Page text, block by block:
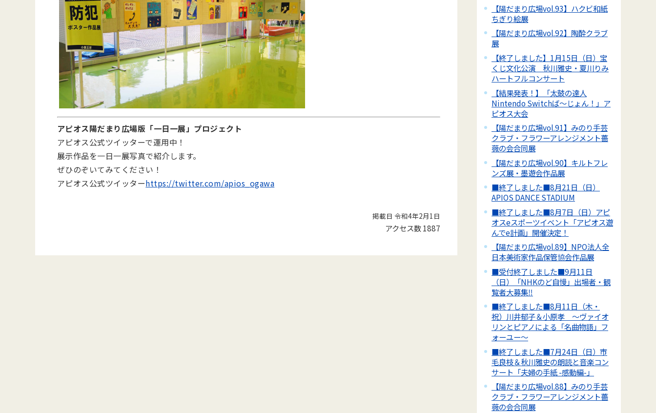
アピオス陽だまり広場版「一日一展」プロジェクト
アピオス公式ツイッターで運用中！
展示作品を一日一展写真で紹介します。
ぜひのぞいてみてください！
アピオス公式ツイッターhttps://twitter.com/apios_ogawa
掲載日 令和4年2月1日
アクセス数1887
【陽だまり広場vol.93】ハクビ和紙
ちぎり絵展
【陽だまり広場vol.92】陶酔クラブ
展
【終了しました】1月15日（日）宝
くじ文化公演 秋川雅史・夏川りみ
ハートフルコンサート
【結果発表！】「太鼓の達人
Nintendo Switchば～じょん！」ア
ピオス大会
【陽だまり広場vol.91】みのり手芸
クラブ・フラワーアレンジメント薔
薇の会合同展
【陽だまり広場vol.90】キルトフレ
ンズ展・墨遊会作品展
■終了しました■8月21日（日）
APIOS DANCE STADIUM
■終了しました■8月7日（日）アピ
オスeスポーツイベント「アピオス遊
んでe計画」開催決定！
【陽だまり広場vol.89】NPO法人全
日本美術家作品保管協会作品展
■受付終了しました■9月11日
（日）「NHKのど自慢」出場者・観
覧者大募集‼
■終了しました■8月11日（木・
祝）川井郁子＆小原孝 ～ヴァイオ
リンとピアノによる「名曲物語」フ
ォーユー～
■終了しました■7月24日（日）市
毛良枝＆秋川雅史の朗読と音楽コン
サート「夫婦の手紙 -感動編-」
【陽だまり広場vol.88】みのり手芸
クラブ・フラワーアレンジメント薔
薇の会合同展